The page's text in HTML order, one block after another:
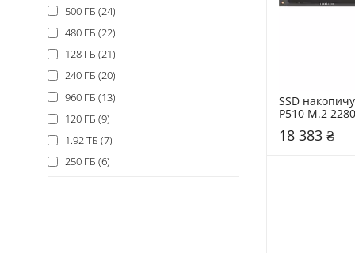
500 ГБ (24)
480 ГБ (22)
128 ГБ (21)
240 ГБ (20)
960 ГБ (13)
120 ГБ (9)
1.92 ТБ (7)
250 ГБ (6)
SSD
P510 M.2
18 383 ₴